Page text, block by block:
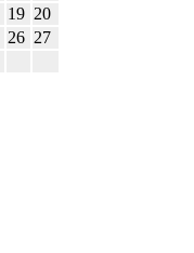
19 20
26 27